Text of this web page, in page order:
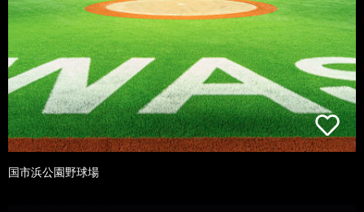
国市浜公園野球場